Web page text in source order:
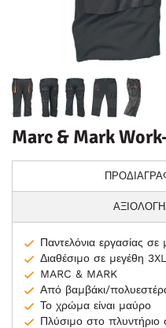
Marc & Mark
Παντελόνια εργασίας σε
Διαθέσιμο σε μεγέθη
MARC & MARK
Από βαμβάκι/
Το χρώμα είναι μαύρο
Πλύσιμο στο πλυντήριο